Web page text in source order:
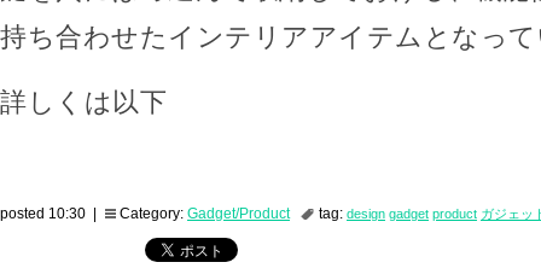
持ち合わせたインテリアアイテムとなっ
詳しくは以下
posted 10:30 | Category: Gadget/Product tag: design gadget product ガジェッ